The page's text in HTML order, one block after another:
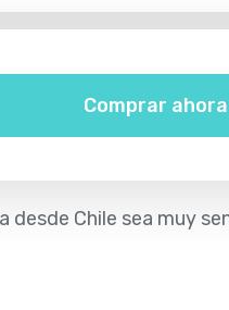
Comprar ahora
desde Chile sea muy